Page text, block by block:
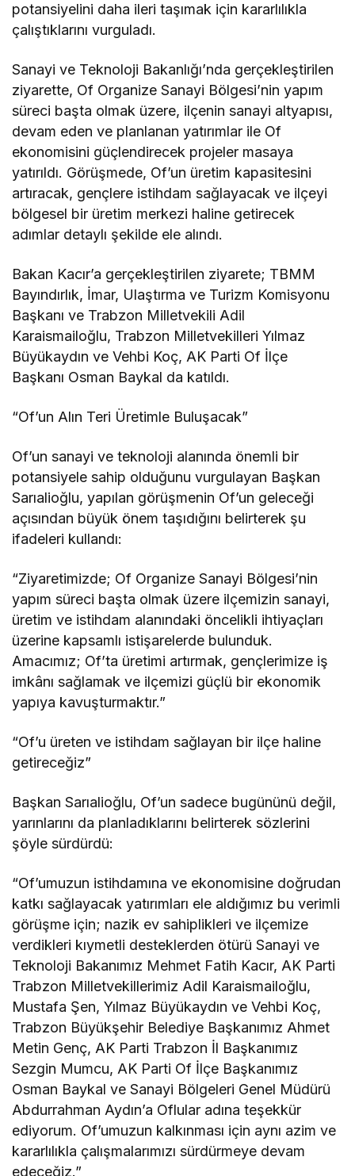
potansiyelini daha ileri taşımak için kararlılıkla
çalıştıklarını vurguladı.
Sanayi ve Teknoloji Bakanlığı’nda gerçekleştirilen
ziyarette, Of Organize Sanayi Bölgesi’nin yapım
süreci başta olmak üzere, ilçenin sanayi altyapısı,
devam eden ve planlanan yatırımlar ile Of
ekonomisini güçlendirecek projeler masaya
yatırıldı. Görüşmede, Of’un üretim kapasitesini
artıracak, gençlere istihdam sağlayacak ve ilçeyi
bölgesel bir üretim merkezi haline getirecek
adımlar detaylı şekilde ele alındı.
Bakan Kacır’a gerçekleştirilen ziyarete; TBMM
Bayındırlık, İmar, Ulaştırma ve Turizm Komisyonu
Başkanı ve Trabzon Milletvekili Adil
Karaismailoğlu, Trabzon Milletvekilleri Yılmaz
Büyükaydın ve Vehbi Koç, AK Parti Of İlçe
Başkanı Osman Baykal da katıldı.
“Of’un Alın Teri Üretimle Buluşacak”
Of’un sanayi ve teknoloji alanında önemli bir
potansiyele sahip olduğunu vurgulayan Başkan
Sarıalioğlu, yapılan görüşmenin Of’un geleceği
açısından büyük önem taşıdığını belirterek şu
ifadeleri kullandı:
“Ziyaretimizde; Of Organize Sanayi Bölgesi’nin
yapım süreci başta olmak üzere ilçemizin sanayi,
üretim ve istihdam alanındaki öncelikli ihtiyaçları
üzerine kapsamlı istişarelerde bulunduk.
Amacımız; Of’ta üretimi artırmak, gençlerimize iş
imkânı sağlamak ve ilçemizi güçlü bir ekonomik
yapıya kavuşturmaktır.”
“Of’u üreten ve istihdam sağlayan bir ilçe haline
getireceğiz”
Başkan Sarıalioğlu, Of’un sadece bugününü değil,
yarınlarını da planladıklarını belirterek sözlerini
şöyle sürdürdü:
“Of’umuzun istihdamına ve ekonomisine doğrudan
katkı sağlayacak yatırımları ele aldığımız bu verimli
görüşme için; nazik ev sahiplikleri ve ilçemize
verdikleri kıymetli desteklerden ötürü Sanayi ve
Teknoloji Bakanımız Mehmet Fatih Kacır, AK Parti
Trabzon Milletvekillerimiz Adil Karaismailoğlu,
Mustafa Şen, Yılmaz Büyükaydın ve Vehbi Koç,
Trabzon Büyükşehir Belediye Başkanımız Ahmet
Metin Genç, AK Parti Trabzon İl Başkanımız
Sezgin Mumcu, AK Parti Of İlçe Başkanımız
Osman Baykal ve Sanayi Bölgeleri Genel Müdürü
Abdurrahman Aydın’a Oflular adına teşekkür
ediyorum. Of’umuzun kalkınması için aynı azim ve
kararlılıkla çalışmalarımızı sürdürmeye devam
edeceğiz.”